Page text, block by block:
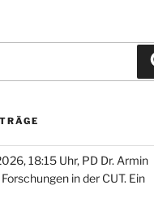
18:15 Uhr, PD Dr. Armin
in der CUT. Ein